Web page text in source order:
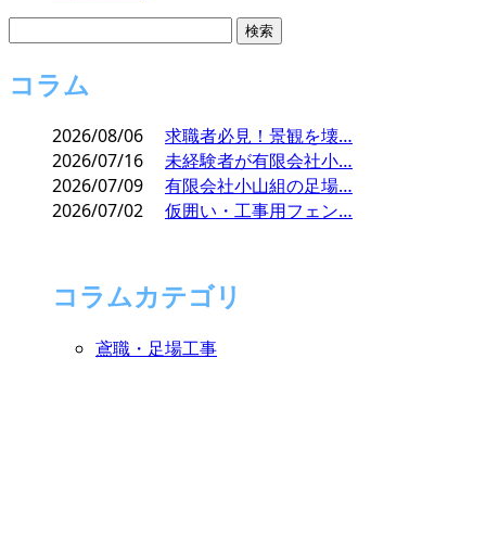
コラム
2026/08/06
求職者必見！景観を壊…
2026/07/16
未経験者が有限会社小…
2026/07/09
有限会社小山組の足場…
2026/07/02
仮囲い・工事用フェン…
コラムカテゴリ
鳶職・足場工事